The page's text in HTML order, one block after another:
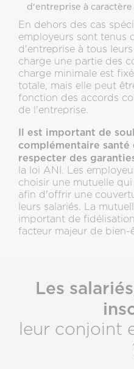
d'entreprise à caractère
En dehors des cas
employeurs sont tenus
d'entreprise à tous
charge une partie des
charge minimale est
totale, mais elle peut
fonction des accords
de l'entreprise.
Il est important de
complémentaire santé
respecter des
la loi ANI. Les
choisir une mutuelle
afin d'offrir une
leurs salariés. La
important de
facteur majeur de bien-
Les
leur conjoint